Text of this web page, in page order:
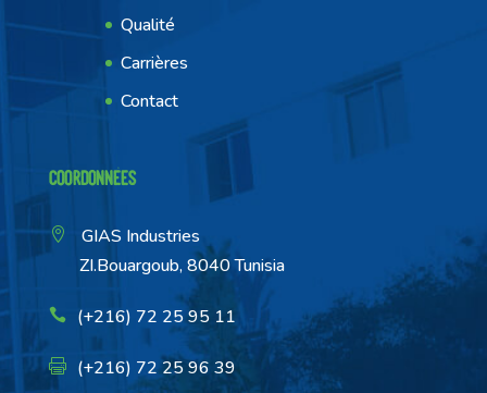
Qualité
Carrières
Contact
Coordonnées
GIAS Industries
ZI.Bouargoub, 8040 Tunisia
(+216) 72 25 95 11
(+216) 72 25 96 39